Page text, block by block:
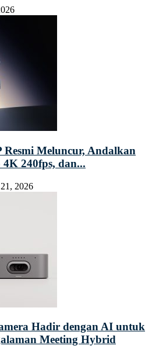
Resmi Meluncur, Andalkan
240fps, dan...
2026
Hadir dengan AI untuk
Meeting Hybrid